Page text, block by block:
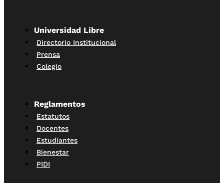
Universidad Libre
Directorio Institucional
Prensa
Colegio
Reglamentos
Estatutos
Docentes
Estudiantes
Bienestar
PIDI